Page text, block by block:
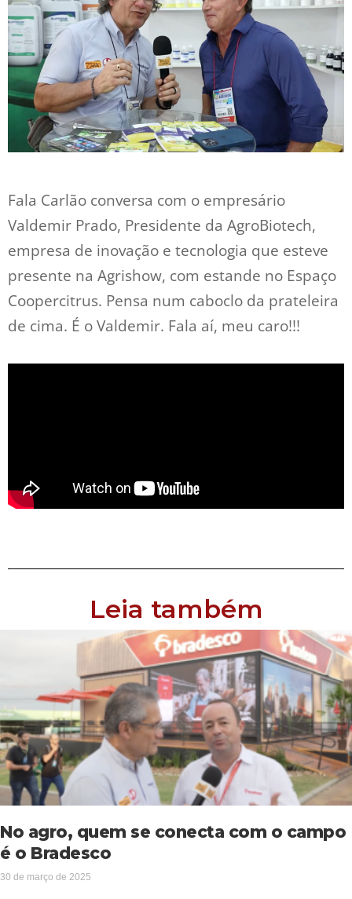
Fala Carlão conversa com o empresário
Valdemir Prado, Presidente da AgroBiotech,
empresa de inovação e tecnologia que esteve
presente na Agrishow, com estande no Espaço
Coopercitrus. Pensa num caboclo da prateleira
de cima. É o Valdemir. Fala aí, meu caro!!!
Leia também
No agro, quem se conecta com o campo
é o Bradesco
30 de março de 2025